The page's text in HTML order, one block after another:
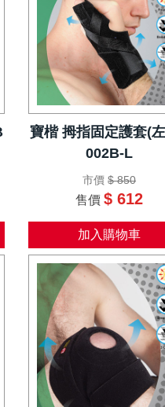
寶楷 拇指固定護套(
002B-L
市價 $ 850
售價 $ 612
加入購物車